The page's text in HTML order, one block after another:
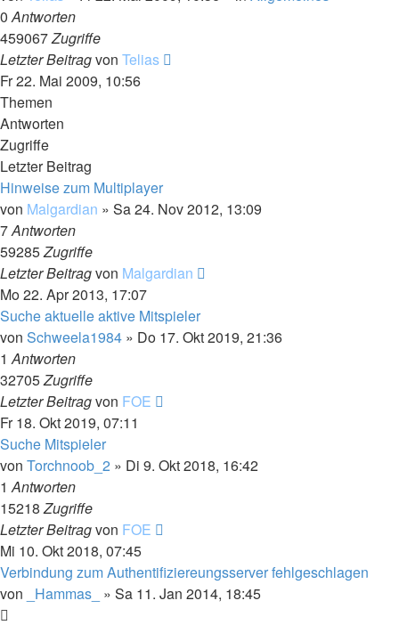
0Antworten
459067Zugriffe
Letzter Beitragvon Telias
Fr 22. Mai 2009, 10:56
Themen
Antworten
Zugriffe
Letzter Beitrag
Hinweise zum Multiplayer
von Malgardian » Sa 24. Nov 2012, 13:09
7Antworten
59285Zugriffe
Letzter Beitragvon Malgardian
Mo 22. Apr 2013, 17:07
Suche aktuelle aktive Mitspieler
von Schweela1984 » Do 17. Okt 2019, 21:36
1Antworten
32705Zugriffe
Letzter Beitragvon FOE
Fr 18. Okt 2019, 07:11
Suche Mitspieler
von Torchnoob_2 » Di 9. Okt 2018, 16:42
1Antworten
15218Zugriffe
Letzter Beitragvon FOE
Mi 10. Okt 2018, 07:45
Verbindung zum Authentifiziereungsserver fehlgeschlagen
von
_Hammas_ » Sa 11. Jan 2014, 18:45